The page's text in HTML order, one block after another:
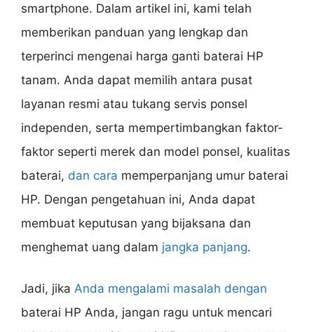
smartphone. Dalam artikel ini, kami telah
memberikan panduan yang lengkap dan
terperinci mengenai harga ganti baterai HP
tanam. Anda dapat memilih antara pusat
layanan resmi atau tukang servis ponsel
independen, serta mempertimbangkan faktor-
faktor seperti merek dan model ponsel, kualitas
baterai, dan cara memperpanjang umur baterai
HP. Dengan pengetahuan ini, Anda dapat
membuat keputusan yang bijaksana dan
menghemat uang dalam jangka panjang.
Jadi, jika Anda mengalami masalah dengan
baterai HP Anda, jangan ragu untuk mencari